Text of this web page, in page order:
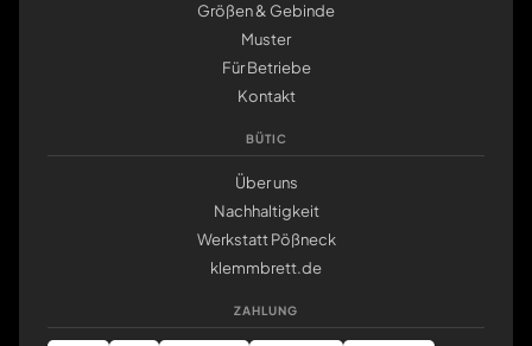
Größen & Gebinde
Muster
Für Betriebe
Kontakt
BÜTIC
Über uns
Nachhaltigkeit
Werkstatt Pößneck
klemmbrett.de
ZAHLUNG